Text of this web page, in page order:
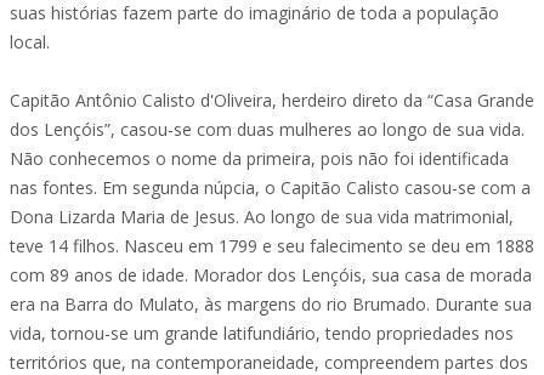
suas histórias fazem parte do imaginário de toda a população
local.
Capitão Antônio Calisto d'Oliveira, herdeiro direto da “Casa Grande
dos Lençóis”, casou-se com duas mulheres ao longo de sua vida.
Não conhecemos o nome da primeira, pois não foi identificada
nas fontes. Em segunda núpcia, o Capitão Calisto casou-se com a
Dona Lizarda Maria de Jesus. Ao longo de sua vida matrimonial,
teve 14 filhos. Nasceu em 1799 e seu falecimento se deu em 1888
com 89 anos de idade. Morador dos Lençóis, sua casa de morada
era na Barra do Mulato, às margens do rio Brumado. Durante sua
vida, tornou-se um grande latifundiário, tendo propriedades nos
territórios que, na contemporaneidade, compreendem partes dos